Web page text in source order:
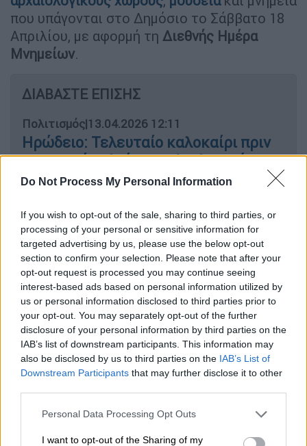
Do Not Process My Personal Information
If you wish to opt-out of the sale, sharing to third parties, or
processing of your personal or sensitive information for
targeted advertising by us, please use the below opt-out
section to confirm your selection. Please note that after your
opt-out request is processed you may continue seeing
interest-based ads based on personal information utilized by
us or personal information disclosed to third parties prior to
your opt-out. You may separately opt-out of the further
disclosure of your personal information by third parties on the
IAB’s list of downstream participants. This information may
also be disclosed by us to third parties on the IAB’s List of
Downstream Participants that may further disclose it to other
Please note that this website/app uses one or more Google
not limited to your visit or usage behaviour. You may click to
Personal Data Processing Opt Outs
I want to opt-out of the Sharing of my
που υπάγονται στο Δημόσιο το Σάββατο 18
Απριλίου, με αφορμή τη Διεθνής Ημέρα
Μνημείων.
ΔΙΑΒΑΣΤΕ ΕΠΙΣΗΣ
Πολιτισμός|13.04.2026 12:11
Ηρώδειο: Τελευταίο καλοκαίρι πριν
το τριετές κλείσιμο - Αναλυτικά το
πρόγραμμα
Η ειδική μέρα
Οι επισκέπτες θα έχουν τη δυνατότητα να
περιηγηθούν χωρίς εισιτήριο σε χώρους
πολιτιστικού ενδιαφέροντος που
διαχειρίζεται το Υπουργείο Πολιτισμού, στο
πλαίσιο του εορτασμού που στοχεύει στην
ανάδειξη και προστασία της πολιτιστικής
κληρονομιάς.
Η 18η Απριλίουέχει καθιερωθεί ως